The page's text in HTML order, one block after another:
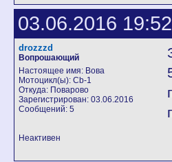
03.06.2016
drozzzd
Вопрошающий
Настоящее имя: Вова
Мотоцикл(ы): Cb-1
Откуда: Поварово
Зарегистрирован: 03.06.2016
Сообщений: 5
Неактивен